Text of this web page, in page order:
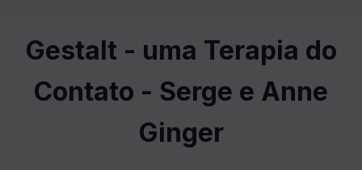
Gestalt - uma Terapia do
Contato - Serge e Anne
Ginger